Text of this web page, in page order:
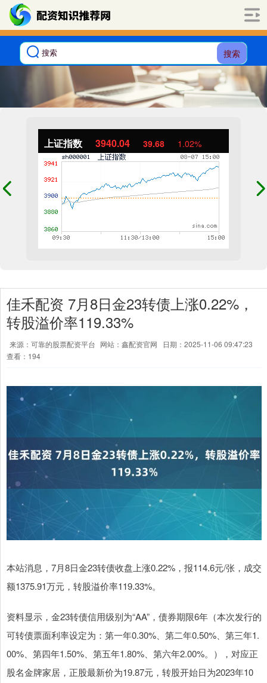
搜索
上证指数 3940.04 39.68 1.02%
佳禾配资 7月8日金23转债上涨0.22%，
转股溢价率119.33%
来源：可靠的股票配资平台 网站：鑫配资官网
日期：2025-11-06 09:47:23
查看：194
本站消息，7月8日金23转债收盘上涨0.22%，报114.6元/张，成交
额1375.91万元，转股溢价率119.33%。
资料显示，金23转债信用级别为“AA”，债券期限6年（本次发行的
可转债票面利率设定为：第一年0.30%、第二年0.50%、第三年1.
00%、第四年1.50%、第五年1.80%、第六年2.00%。），对应正
股名金牌家居，正股最新价为19.87元，转股开始日为2023年10